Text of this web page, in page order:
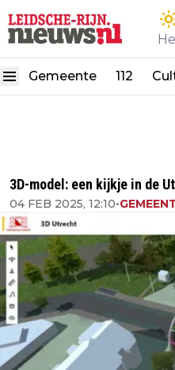
Gemeente 112
3D-model: een kijkje in de
04 FEB 2025, 12:10•